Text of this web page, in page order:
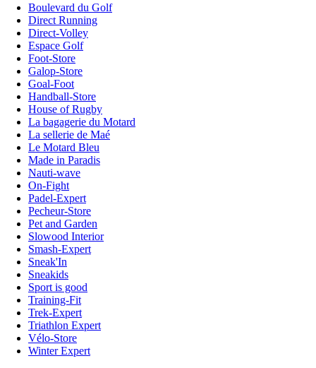
Boulevard du Golf
Direct Running
Direct-Volley
Espace Golf
Foot-Store
Galop-Store
Goal-Foot
Handball-Store
House of Rugby
La bagagerie du Motard
La sellerie de Maé
Le Motard Bleu
Made in Paradis
Nauti-wave
On-Fight
Padel-Expert
Pecheur-Store
Pet and Garden
Slowood Interior
Smash-Expert
Sneak'In
Sneakids
Sport is good
Training-Fit
Trek-Expert
Triathlon Expert
Vélo-Store
Winter Expert